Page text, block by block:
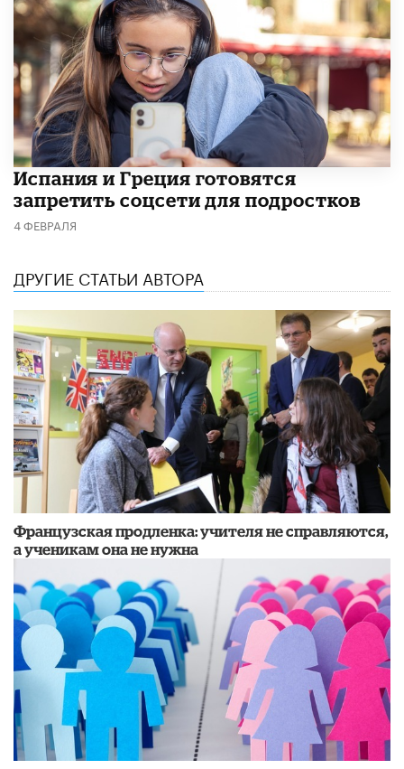
Испания и Греция готовятся
запретить соцсети для подростков
4 ФЕВРАЛЯ
ДРУГИЕ СТАТЬИ АВТОРА
Французская продленка: учителя не справляются,
а ученикам она не нужна